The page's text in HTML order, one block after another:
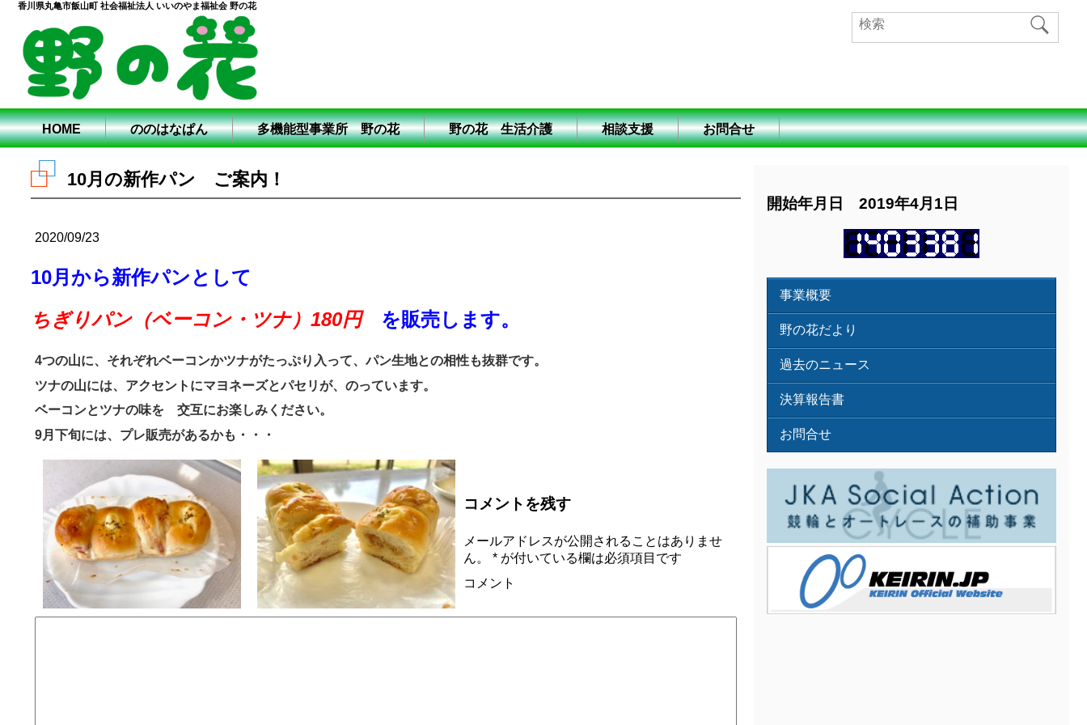
香川県丸亀市飯山町 社会福祉法人 いいのやま福祉会 野の花
HOME ののはなぱん 多機能型事業所 野の花 野の花 生活介護 相談支援 お問合せ
10月の新作パン ご案内！
2020/09/23
10月から新作パンとして
ちぎりパン（ベーコン・ツナ）180円
を販売します。
4つの山に、それぞれベーコンかツナがたっぷり入って、パン生地との相性も抜群です。
ツナの山には、アクセントにマヨネーズとパセリが、のっています。
ベーコンとツナの味を 交互にお楽しみください。
9月下旬には、プレ販売があるかも・・・
コメントを残す
メールアドレスが公開されることはありませ
ん。
*が付いている欄は必須項目です
コメント
開始年月日 2019年4月1日
事業概要
野の花だより
過去のニュース
決算報告書
お問合せ